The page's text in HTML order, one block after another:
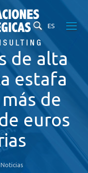
ES
de alta
estafa
de
euros
Noticias